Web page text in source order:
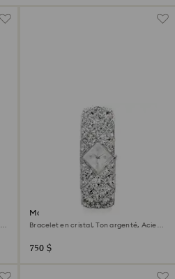
Montre Curiosa bangle
Bracelet en cristal, Ton argenté, Acier
750 $